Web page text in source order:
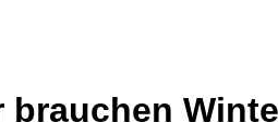
brauchen